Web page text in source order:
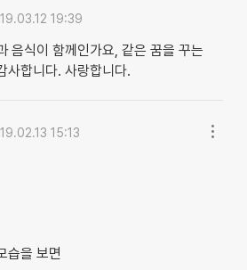
19:39
음식이 함께인가요, 같은 꿈을 꾸는
사합니다. 사랑합니다.
15:13
습을 보면